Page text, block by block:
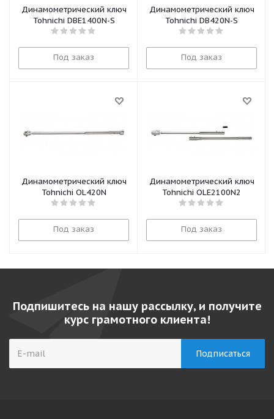
Динамометрический ключ
Tohnichi DBE1400N-S
Под заказ
Динамометрический ключ
Tohnichi DB420N-S
Под заказ
Динамометрический ключ
Tohnichi QL420N
Под заказ
Динамометрический ключ
Tohnichi QLE2100N2
Под заказ
Подпишитесь на нашу рассылку, и получите
курс грамотного клиента!